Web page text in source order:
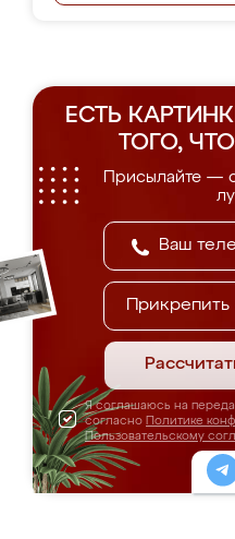
ЕСТЬ
ТОГО,
Присылайте —
Я соглашаюсь на
согласно Политике
Пользовательскому